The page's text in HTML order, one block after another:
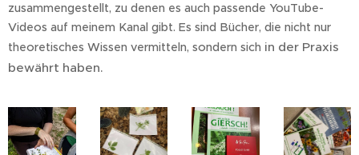
zusammengestellt, zu denen es auch passende YouTube-
Videos auf meinem Kanal gibt. Es sind Bücher, die nicht nur
theoretisches Wissen vermitteln, sondern sich in der Praxis
bewährt haben.